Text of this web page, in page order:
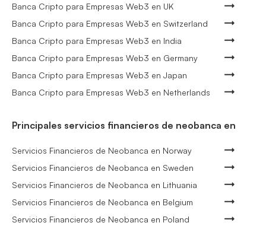
Banca Cripto para Empresas Web3 en UK
Banca Cripto para Empresas Web3 en Switzerland
Banca Cripto para Empresas Web3 en India
Banca Cripto para Empresas Web3 en Germany
Banca Cripto para Empresas Web3 en Japan
Banca Cripto para Empresas Web3 en Netherlands
Principales servicios financieros de neobanca en
Servicios Financieros de Neobanca en Norway
Servicios Financieros de Neobanca en Sweden
Servicios Financieros de Neobanca en Lithuania
Servicios Financieros de Neobanca en Belgium
Servicios Financieros de Neobanca en Poland